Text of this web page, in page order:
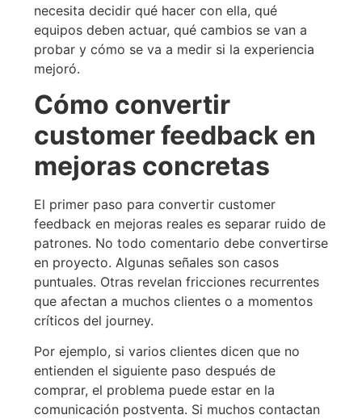
necesita decidir qué hacer con ella, qué
equipos deben actuar, qué cambios se van a
probar y cómo se va a medir si la experiencia
mejoró.
Cómo convertir
customer feedback en
mejoras concretas
El primer paso para convertir customer
feedback en mejoras reales es separar ruido de
patrones. No todo comentario debe convertirse
en proyecto. Algunas señales son casos
puntuales. Otras revelan fricciones recurrentes
que afectan a muchos clientes o a momentos
críticos del journey.
Por ejemplo, si varios clientes dicen que no
entienden el siguiente paso después de
comprar, el problema puede estar en la
comunicación postventa. Si muchos contactan